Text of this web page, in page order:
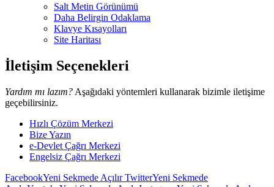
Salt Metin Görünümü
Daha Belirgin Odaklama
Klavye Kısayolları
Site Haritası
İletişim Seçenekleri
Yardım mı lazım? Aşağıdaki yöntemleri kullanarak bizimle iletişime
geçebilirsiniz.
Hızlı Çözüm Merkezi
Bize Yazın
e-Devlet Çağrı Merkezi
Engelsiz Çağrı Merkezi
FacebookYeni Sekmede AçılırTwitterYeni Sekmede